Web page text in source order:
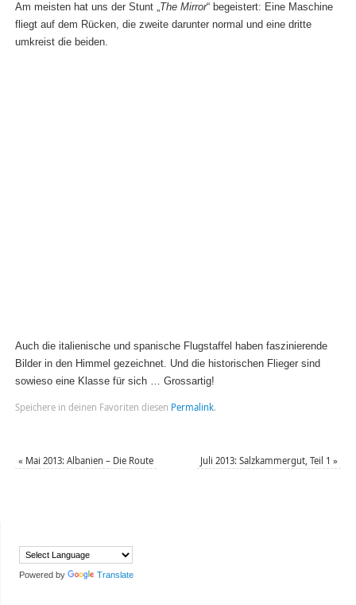
Am meisten hat uns der Stunt „The Mirror“ begeistert: Eine Maschine
fliegt auf dem Rücken, die zweite darunter normal und eine dritte
umkreist die beiden.
Auch die italienische und spanische Flugstaffel haben faszinierende
Bilder in den Himmel gezeichnet. Und die historischen Flieger sind
sowieso eine Klasse für sich … Grossartig!
Speichere in deinen Favoriten diesen Permalink.
« Mai 2013: Albanien – Die Route Juli 2013: Salzkammergut, Teil 1»
Powered by Translate